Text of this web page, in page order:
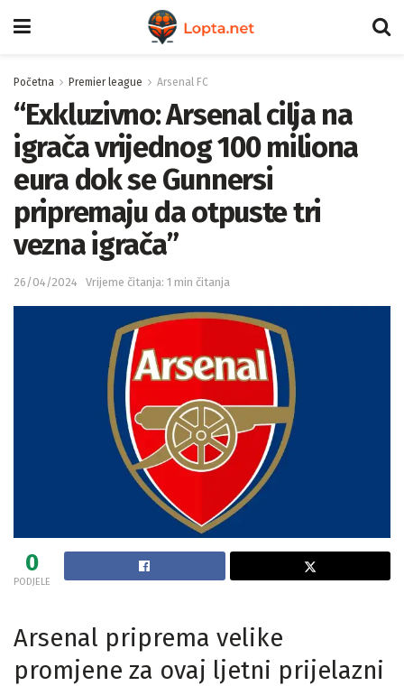
Početna Premier league Arsenal FC
“Exkluzivno: Arsenal cilja na
igrača vrijednog 100 miliona
eura dok se Gunnersi
pripremaju da otpuste tri
vezna igrača”
26/04/2024 Vrijeme čitanja: 1 min čitanja
0
PODJELE
Arsenal priprema velike
promjene za ovaj ljetni prijelazni